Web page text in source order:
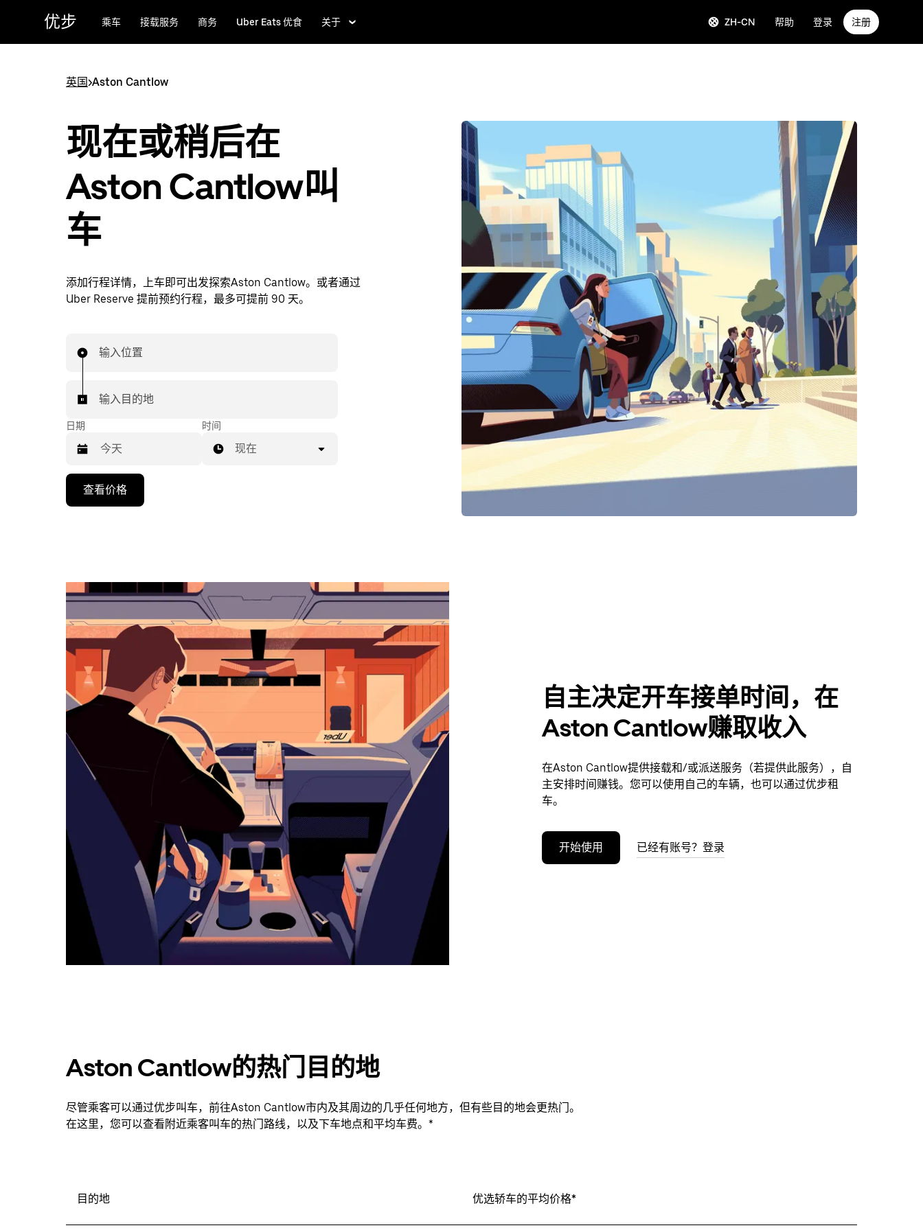
优步 乘车 接载服务 商务 Uber Eats 优食 关于 ZH-CN 帮助 登录 注册
英国>Aston Cantlow
现在或稍后在
Aston Cantlow叫
车
添加行程详情，上车即可出发探索Aston Cantlow。或者通过
Uber Reserve 提前预约行程，最多可提前 90 天。
输入位置
输入目的地
日期
向
可
浏
览
日
历
择
期。
按
关
闭
日
历。
时间
现在
查看价格
自主决定开车接单时间，在
Aston Cantlow赚取收入
在Aston Cantlow提供接载和/或派送服务（若提供此服务），自
主安排时间赚钱。您可以使用自己的车辆，也可以通过优步租
车。
开始使用 已经有账号？登录
Aston Cantlow的热门目的地
尽管乘客可以通过优步叫车，前往Aston Cantlow市内及其周边的几乎任何地方，但有些目的地会更热门。
在这里，您可以查看附近乘客叫车的热门路线，以及下车地点和平均车费。*
目的地 优选轿车的平均价格*